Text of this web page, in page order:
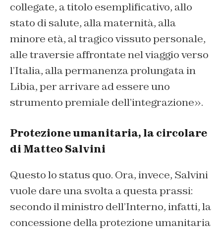
collegate, a titolo esemplificativo, allo
stato di salute, alla maternità, alla
minore età, al tragico vissuto personale,
alle traversie affrontate nel viaggio verso
l’Italia, alla permanenza prolungata in
Libia, per arrivare ad essere uno
strumento premiale dell’integrazione».
Protezione umanitaria, la circolare
di Matteo Salvini
Questo lo status quo. Ora, invece, Salvini
vuole dare una svolta a questa prassi:
secondo il ministro dell’Interno, infatti, la
concessione della protezione umanitaria